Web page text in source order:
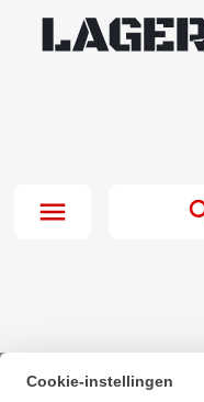
Beginpagina·
Cookie-instellingen